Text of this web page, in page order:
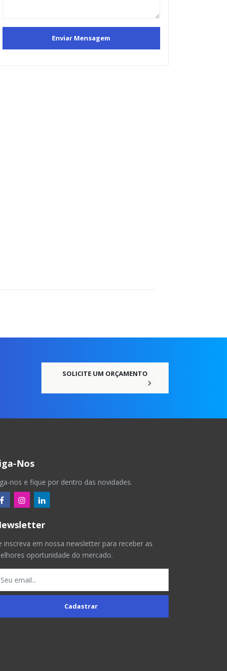
SOLICITE UM ORÇAMENTO
Nos
nos e fique por dentro das novidades.
inscreva em nossa newsletter para receber as
oportunidade do mercado.
Cadastrar